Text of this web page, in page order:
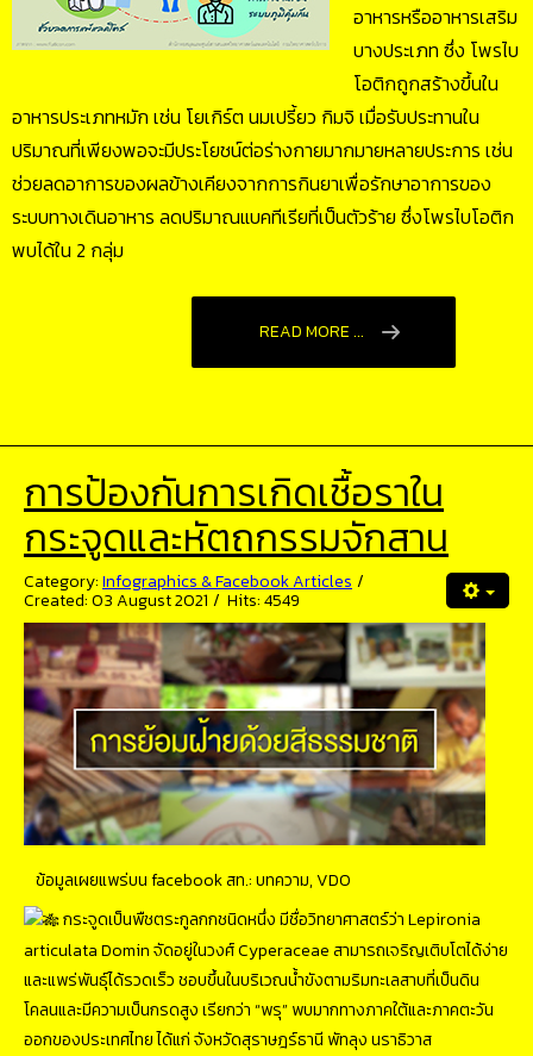
อาหารหรืออาหารเสริม
บางประเภท ซึ่ง โพรไบ
โอติกถูกสร้างขึ้นใน
อาหารประเภทหมัก เช่น โยเกิร์ต นมเปรี้ยว กิมจิ เมื่อรับประทานใน
ปริมาณที่เพียงพอจะมีประโยชน์ต่อร่างกายมากมายหลายประการ เช่น
ช่วยลดอาการของผลข้างเคียงจากการกินยาเพื่อรักษาอาการของ
ระบบทางเดินอาหาร ลดปริมาณแบคทีเรียที่เป็นตัวร้าย ซึ่งโพรไบโอติก
พบได้ใน 2 กลุ่ม
READ MORE ...
การป้องกันการเกิดเชื้อราใน
กระจูดและหัตถกรรมจักสาน
Category:Infographics & Facebook Articles
Created: 03 August 2021 Hits: 4549
ข้อมูลเผยแพร่บน facebook สท.:บทความ, VDO
กระจูดเป็นพืชตระกูลกกชนิดหนึ่ง มีชื่อวิทยาศาสตร์ว่า Lepironia
articulata Domin จัดอยู่ในวงศ์ Cyperaceae สามารถเจริญเติบโตได้ง่าย
และแพร่พันธุ์ได้รวดเร็ว ชอบขึ้นในบริเวณนํ้าขังตามริมทะเลสาบที่เป็นดิน
โคลนและมีความเป็นกรดสูง เรียกว่า “พรุ” พบมากทางภาคใต้และภาคตะวัน
ออกของประเทศไทย ได้แก่ จังหวัดสุราษฎร์ธานี พัทลุง นราธิวาส